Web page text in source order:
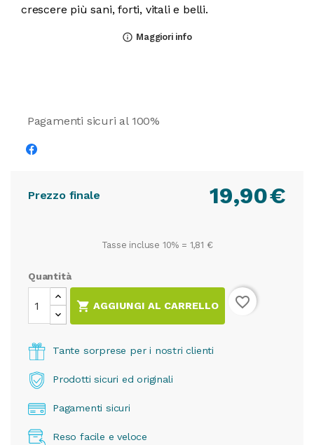
crescere più sani, forti, vitali e belli.
info_outline Maggiori info
Pagamenti sicuri al 100%
Prezzo finale €
19,90
Tasse incluse 10% = 1,81 €
Quantità
 AGGIUNGI AL CARRELLO favorite_border
Tante sorprese per i nostri clienti
Prodotti sicuri ed originali
Pagamenti sicuri
Reso facile e veloce